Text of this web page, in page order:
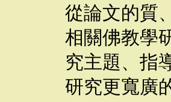
從論文的質
相關佛教學
究主題、指
研究更寬廣